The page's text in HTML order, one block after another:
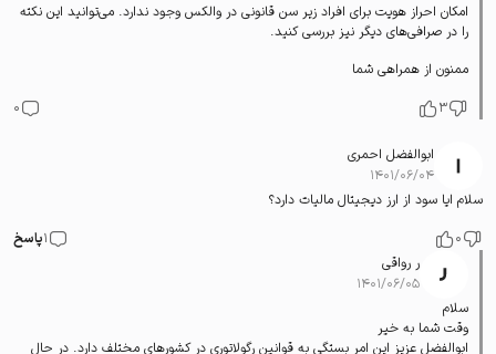
امکان احراز هویت برای افراد زیر سن قانونی در والکس وجود ندارد. می‌توانید این نکته
را در صرافی‌های دیگر نیز بررسی کنید.
ممنون از همراهی شما
3
0
ابوالفضل احمری
۱۴۰۱/۰۶/۰۴
سلام ایا سود از ارز دیجیتال مالیات دارد؟
0
1پاسخ
ر رواقی
۱۴۰۱/۰۶/۰۵
سلام
وقت شما به خیر
ابوالفضل عزیز این امر بستگی به قوانین رگولاتوری در کشورهای مختلف دارد. در حال